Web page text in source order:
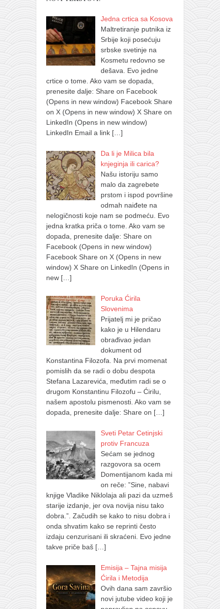
Jedna crtica sa Kosova
Maltretiranje putnika iz
Srbije koji posećuju
srbske svetinje na
Kosmetu redovno se
dešava. Evo jedne
crtice o tome. Ako vam se dopada,
prenesite dalje: Share on Facebook
(Opens in new window) Facebook Share
on X (Opens in new window) X Share on
LinkedIn (Opens in new window)
LinkedIn Email a link […]
Da li je Milica bila
knjeginja ili carica?
Našu istoriju samo
malo da zagrebete
prstom i ispod površine
odmah naiđete na
nelogičnosti koje nam se podmeću. Evo
jedna kratka priča o tome. Ako vam se
dopada, prenesite dalje: Share on
Facebook (Opens in new window)
Facebook Share on X (Opens in new
window) X Share on LinkedIn (Opens in
new […]
Poruka Ćirila
Slovenima
Prijatelj mi je pričao
kako je u Hilendaru
obrađivao jedan
dokument od
Konstantina Filozofa. Na prvi momenat
pomislih da se radi o dobu despota
Stefana Lazarevića, međutim radi se o
drugom Konstantinu Filozofu – Ćirilu,
našem apostolu pismenosti. Ako vam se
dopada, prenesite dalje: Share on […]
Sveti Petar Cetinjski
protiv Francuza
Sećam se jednog
razgovora sa ocem
Domentijanom kada mi
on reče: ”Sine, nabavi
knjige Vladike Niklolaja ali pazi da uzmeš
starije izdanje, jer ova novija nisu tako
dobra.”. Začudih se kako to nisu dobra i
onda shvatim kako se reprinti često
izdaju cenzurisani ili skraćeni. Evo jedne
takve priče baš […]
Emisija – Tajna misija
Ćirila i Metodija
Ovih dana sam završio
novi jutube video koji je